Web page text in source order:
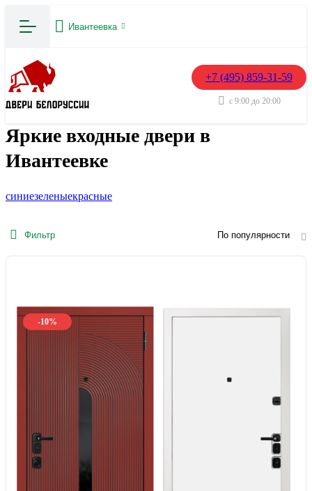
Ивантеевка
+7 (495) 859-31-59
с 9:00 до 20:00
Яркие входные двери в
Ивантеевке
синиезеленыекрасные
Фильтр По популярности
-10%